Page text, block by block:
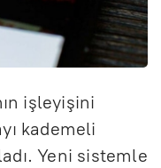
işleyişini
kademeli
Yeni sistemle